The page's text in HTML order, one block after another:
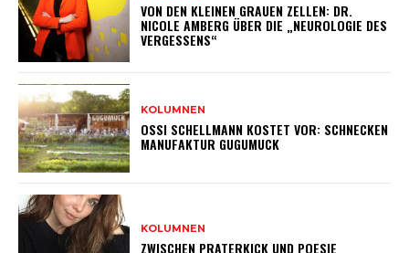
VON DEN KLEINEN GRAUEN ZELLEN: DR.
NICOLE AMBERG ÜBER DIE „NEUROLOGIE DES
VERGESSENS“
KOLUMNEN
OSSI SCHELLMANN KOSTET VOR: SCHNECKEN
MANUFAKTUR GUGUMUCK
KOLUMNEN
ZWISCHEN PRATERKICK UND POESIE